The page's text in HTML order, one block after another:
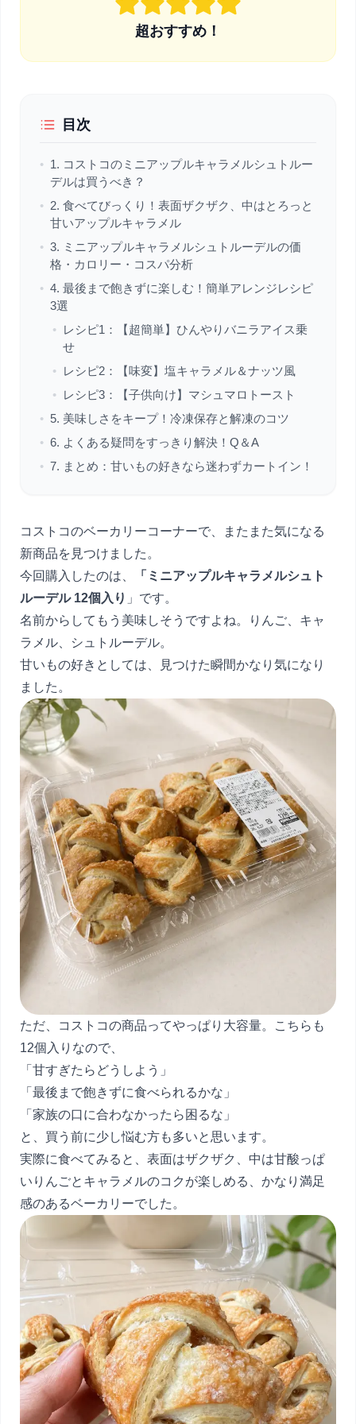
超おすすめ！
目次
• 1. コストコのミニアップルキャラメルシュトルー
デルは買うべき？
• 2. 食べてびっくり！表面ザクザク、中はとろっと
甘いアップルキャラメル
• 3. ミニアップルキャラメルシュトルーデルの価
格・カロリー・コスパ分析
• 4. 最後まで飽きずに楽しむ！簡単アレンジレシピ
3選
•
レシピ1：【超簡単】ひんやりバニラアイス乗
せ
•
レシピ2：【味変】塩キャラメル＆ナッツ風
•
レシピ3：【子供向け】マシュマロトースト
• 5. 美味しさをキープ！冷凍保存と解凍のコツ
• 6. よくある疑問をすっきり解決！Q＆A
• 7. まとめ：甘いもの好きなら迷わずカートイン！
コストコのベーカリーコーナーで、またまた気になる
新商品を見つけました。
今回購入したのは、
「ミニアップルキャラメルシュト
ルーデル 12個入り 」です。
名前からしてもう美味しそうですよね。りんご、キャ
ラメル、シュトルーデル。
甘いもの好きとしては、見つけた瞬間かなり気になり
ました。
ただ、コストコの商品ってやっぱり大容量。こちらも
12個入りなので、
「甘すぎたらどうしよう」
「最後まで飽きずに食べられるかな」
「家族の口に合わなかったら困るな」
と、買う前に少し悩む方も多いと思います。
実際に食べてみると、表面はザクザク、中は甘酸っぱ
いりんごとキャラメルのコクが楽しめる、かなり満足
感のあるベーカリーでした。